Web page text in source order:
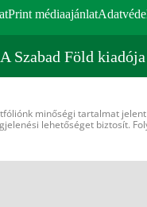
Print médiaajánlat
A Szabad Föld
minőségi tartalmat
lehetőséget biztosít.